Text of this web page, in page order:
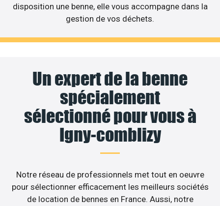
disposition une benne, elle vous accompagne dans la
gestion de vos déchets.
Un expert de la benne
spécialement
sélectionné pour vous à
Igny-comblizy
Notre réseau de professionnels met tout en oeuvre
pour sélectionner efficacement les meilleurs sociétés
de location de bennes en France. Aussi, notre